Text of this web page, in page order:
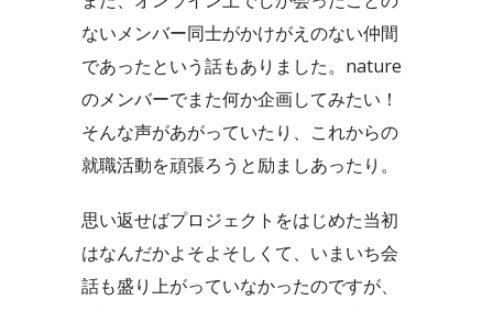
ないメンバー同士がかけがえのない仲間
であったという話もありました。nature
のメンバーでまた何か企画してみたい！
そんな声があがっていたり、これからの
就職活動を頑張ろうと励ましあったり。
思い返せばプロジェクトをはじめた当初
はなんだかよそよそしくて、いまいち会
話も盛り上がっていなかったのですが、